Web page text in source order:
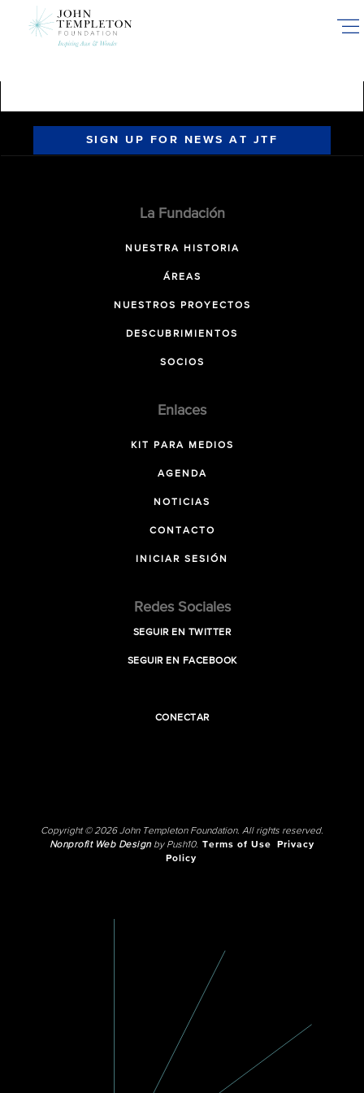
SIGN UP FOR NEWS AT JTF
La Fundación
NUESTRA HISTORIA
ÁREAS
NUESTROS PROYECTOS
DESCUBRIMIENTOS
SOCIOS
Enlaces
KIT PARA MEDIOS
AGENDA
NOTICIAS
CONTACTO
INICIAR SESIÓN
Redes Sociales
SEGUIR EN TWITTER
SEGUIR EN FACEBOOK
CONECTAR
Copyright © 2026 John Templeton Foundation. All rights reserved.
Nonprofit Web Designby Push10. Terms of Use
Privacy
Policy